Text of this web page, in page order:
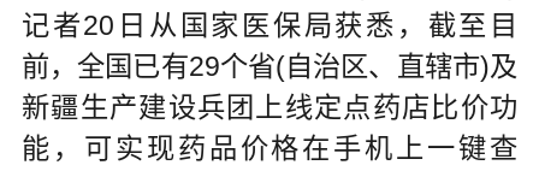
记者20日从国家医保局获悉，截至目
前，全国已有29个省(自治区、直辖市)及
新疆生产建设兵团上线定点药店比价功
能，可实现药品价格在手机上一键查